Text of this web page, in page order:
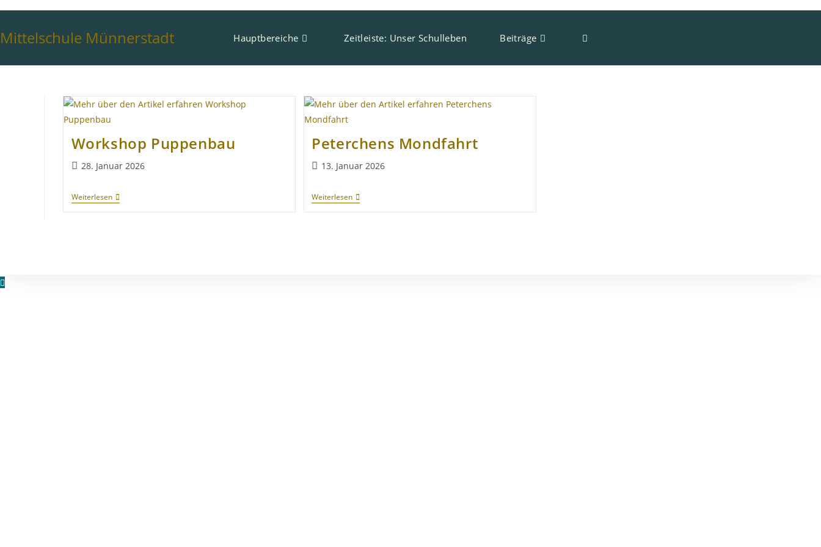
Mittelschule Münnerstadt Hauptbereiche Zeitleiste: Unser Schulleben Beiträge
Workshop Puppenbau
28. Januar 2026
Weiterlesen
Peterchens Mondfahrt
13. Januar 2026
Weiterlesen